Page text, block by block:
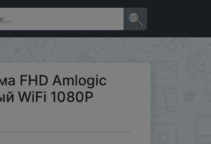
экран)
FHD Amlogic
WiFi 1080P